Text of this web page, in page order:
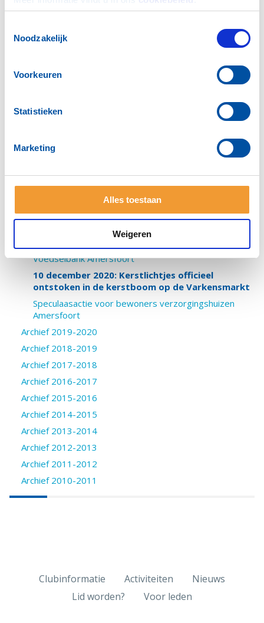
Noodzakelijk
Voorkeuren
Statistieken
Marketing
Alles toestaan
Weigeren
16 maart 2026: Open Avond
9 maart 2026: Cheque voor Vrienden van Meander t.b.v.
herinrichting familiekamers IC
Rouwadvertentie Frans Zwarts
26 januari 2026: Frans Zwarts temidden van 'zijn' Rotaryclub
Archief 2023-2024
Archief 2021-2022
My Book Buddy en Rotaryclub Amersfoort-Regio
steunen het St. Louis Educational Complex in Wa
Opbrengst kerstlichtjes- en wijnactie voor de
Voedselbank Amersfoort
10 december 2020: Kerstlichtjes officieel
ontstoken in de kerstboom op de Varkensmarkt
Speculaasactie voor bewoners verzorgingshuizen
Amersfoort
Archief 2019-2020
Archief 2018-2019
Archief 2017-2018
Archief 2016-2017
Archief 2015-2016
Archief 2014-2015
Archief 2013-2014
Archief 2012-2013
Archief 2011-2012
Archief 2010-2011
Clubinformatie Activiteiten
Nieuws
Lid worden?
Voor leden